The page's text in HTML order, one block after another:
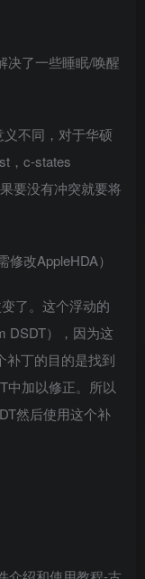
决了一些睡眠/唤醒
不同，对于华硕
，c-states
要没有冲突就要将
改AppleHDA）
了。这个浮动的
DSDT），因为这
补丁的目的是找到
中加以修正。所以
然后使用这个补